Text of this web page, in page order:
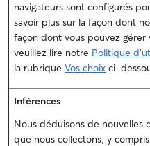
navigateurs sont configurés
savoir plus sur la façon dont
façon dont vous pouvez
veuillez lire notre Politique
la rubrique Vos choix ci-
Inférences
Nous déduisons de nouvelles
que nous collectons, y